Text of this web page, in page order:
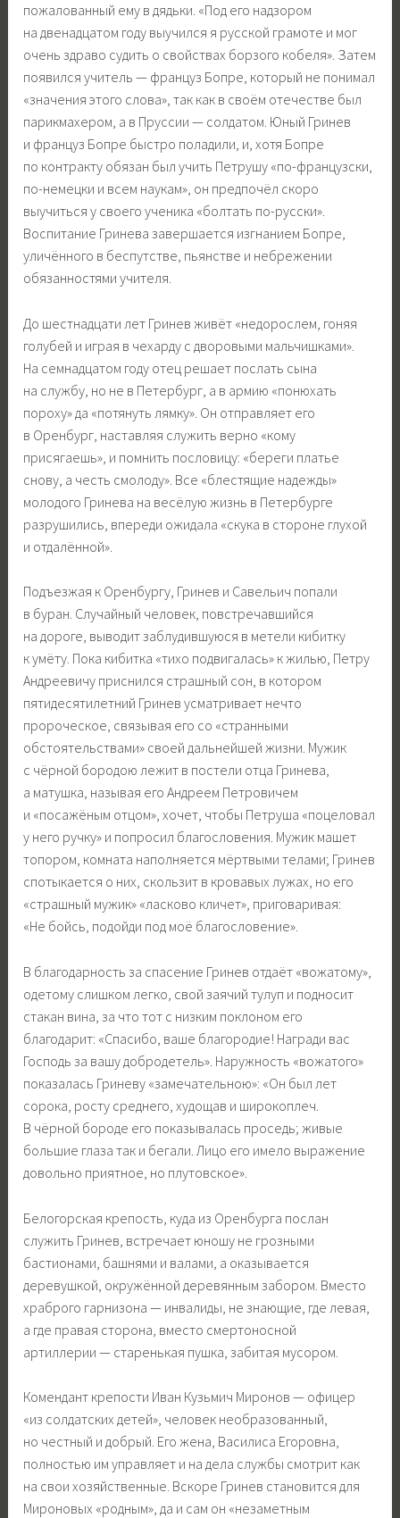
пожалованный ему в дядьки. «Под его надзором
на двенадцатом году выучился я русской грамоте и мог
очень здраво судить о свойствах борзого кобеля». Затем
появился учитель — француз Бопре, который не понимал
«значения этого слова», так как в своём отечестве был
парикмахером, а в Пруссии — солдатом. Юный Гринев
и француз Бопре быстро поладили, и, хотя Бопре
по контракту обязан был учить Петрушу «по-французски,
по-немецки и всем наукам», он предпочёл скоро
выучиться у своего ученика «болтать по-русски».
Воспитание Гринева завершается изгнанием Бопре,
уличённого в беспутстве, пьянстве и небрежении
обязанностями учителя.
До шестнадцати лет Гринев живёт «недорослем, гоняя
голубей и играя в чехарду с дворовыми мальчишками».
На семнадцатом году отец решает послать сына
на службу, но не в Петербург, а в армию «понюхать
пороху» да «потянуть лямку». Он отправляет его
в Оренбург, наставляя служить верно «кому
присягаешь», и помнить пословицу: «береги платье
снову, а честь смолоду». Все «блестящие надежды»
молодого Гринева на весёлую жизнь в Петербурге
разрушились, впереди ожидала «скука в стороне глухой
и отдалённой».
Подъезжая к Оренбургу, Гринев и Савельич попали
в буран. Случайный человек, повстречавшийся
на дороге, выводит заблудившуюся в метели кибитку
к умёту. Пока кибитка «тихо подвигалась» к жилью, Петру
Андреевичу приснился страшный сон, в котором
пятидесятилетний Гринев усматривает нечто
пророческое, связывая его со «странными
обстоятельствами» своей дальнейшей жизни. Мужик
с чёрной бородою лежит в постели отца Гринева,
а матушка, называя его Андреем Петровичем
и «посажёным отцом», хочет, чтобы Петруша «поцеловал
у него ручку» и попросил благословения. Мужик машет
топором, комната наполняется мёртвыми телами; Гринев
спотыкается о них, скользит в кровавых лужах, но его
«страшный мужик» «ласково кличет», приговаривая:
«Не бойсь, подойди под моё благословение».
В благодарность за спасение Гринев отдаёт «вожатому»,
одетому слишком легко, свой заячий тулуп и подносит
стакан вина, за что тот с низким поклоном его
благодарит: «Спасибо, ваше благородие! Награди вас
Господь за вашу добродетель». Наружность «вожатого»
показалась Гриневу «замечательною»: «Он был лет
сорока, росту среднего, худощав и широкоплеч.
В чёрной бороде его показывалась проседь; живые
большие глаза так и бегали. Лицо его имело выражение
довольно приятное, но плутовское».
Белогорская крепость, куда из Оренбурга послан
служить Гринев, встречает юношу не грозными
бастионами, башнями и валами, а оказывается
деревушкой, окружённой деревянным забором. Вместо
храброго гарнизона — инвалиды, не знающие, где левая,
а где правая сторона, вместо смертоносной
артиллерии — старенькая пушка, забитая мусором.
Комендант крепости Иван Кузьмич Миронов — офицер
«из солдатских детей», человек необразованный,
но честный и добрый. Его жена, Василиса Егоровна,
полностью им управляет и на дела службы смотрит как
на свои хозяйственные. Вскоре Гринев становится для
Мироновых «родным», да и сам он «незаметным